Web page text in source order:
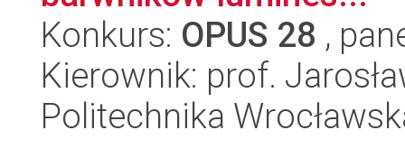
Konkurs: OPUS 28 ,
Kierownik: prof.
Politechnika